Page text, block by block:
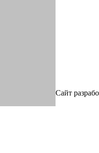
Сайт